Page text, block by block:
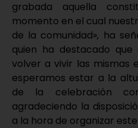
grabada aquella
momento en el cual
de la comunidad», ha
quien ha destacado
volver a vivir las mismas
esperamos estar a la
de la celebración
agradeciendo la
a la hora de organizar